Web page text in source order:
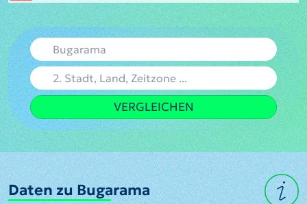
VERGLEICHEN
Daten zu Bugarama